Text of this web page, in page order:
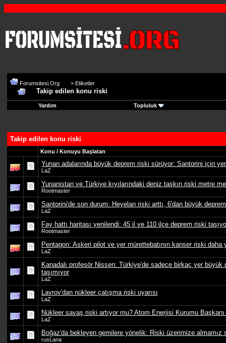
Forumsitesi.Org > Etiketler
Takip edilen konu riski
Yardım Topluluk
Takip edilen konu riski
Konu / Konuyu Başlatan
Yunan adalarında büyük deprem riski sürüyor: Santorini için
LaZ
Yunanistan ve Türkiye kıyılarındaki deniz taşkın riski metre
Rootmaster
Santorini'de son durum: Heyelan riski arttı, 6'dan büyük
LaZ
Fay hattı haritası yenilendi: 45 il ve 110 ilçe deprem riski
Rootmaster
Pentagon: Askeri pilot ve yer mürettebatının kanser riski daha
LaZ
Kanadalı profesör Nissen: Türkiye'de sadece birkaç yer büyük
taşımıyor
LaZ
Lavrov'dan nükleer çatışma riski uyarısı
LaZ
Nükleer savaş riski artıyor mu? Atom Enerjisi Kurumu
LaZ
Boğaz'da bekleyen gemilere yönelik: Riski üzerimize almamız
rusLana